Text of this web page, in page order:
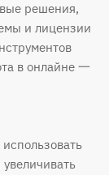
решения,
и лицензии
в онлайне 一